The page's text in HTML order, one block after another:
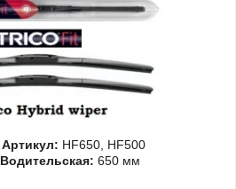
Артикул: HF650, HF500
Водительская: 650 мм